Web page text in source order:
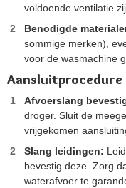
voldoende ventilatie
Benodigde
sommige merken),
voor de wasmachine
Aansluitprocedure
Afvoerslang
droger. Sluit de
vrijgekomen
Slang leidingen:
bevestig deze. Zorg
waterafvoer te